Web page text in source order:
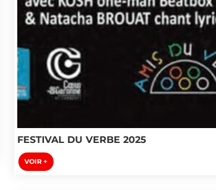
FESTIVAL DU VERBE 2025
VOIR +